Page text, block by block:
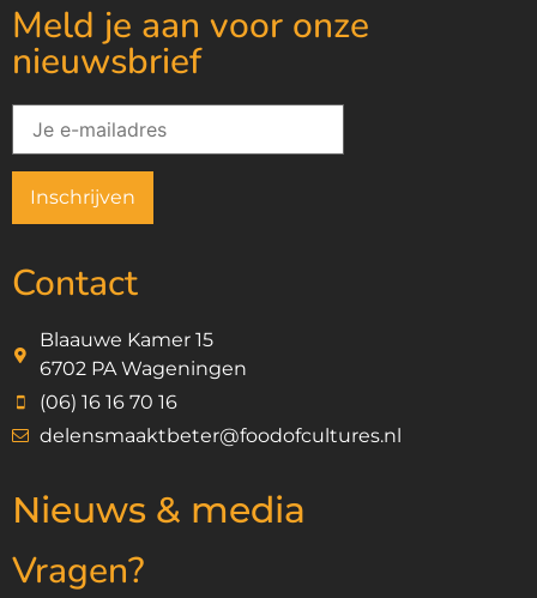
Meld je aan voor onze
nieuwsbrief
Contact
Blaauwe Kamer 15
6702 PA Wageningen
(06) 16 16 70 16
delensmaaktbeter@foodofcultures.nl
Nieuws & media
Vragen?